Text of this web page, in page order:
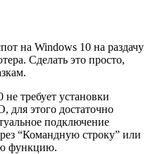
на Windows 10 на раздачу
Сделать это просто,
требует установки
для этого достаточно
подключение
“Командную строку” или
функцию.